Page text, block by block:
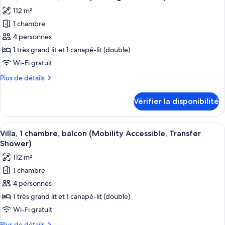
et
1
canapé-
lit,
balcon
(Mobility
Accessible,
lit
et
canapé-
lit,
balcon
(Mobility
Accessible,
toutes
les
photos
pour
ce
type
chambre :
chambre,
balcon
(Hearing
Accessible)
112 m²
1 chambre
4 personnes
1 très grand lit et 1 canapé-lit (double)
Wi-Fi gratuit
Plus de détails
Plus
Villa,
chambre,
balcon
Accessible)
Vérifier la disponibilité
Afficher
toutes
les
photos
pour
ce
type
de
chambre :
Une chambre d’hôtel moderne dotée
7
Villa, 1 chambre, balcon (Mobility Accessible, Transfer
Shower)
112 m²
1 chambre
4 personnes
1 très grand lit et 1 canapé-lit (double)
Wi-Fi gratuit